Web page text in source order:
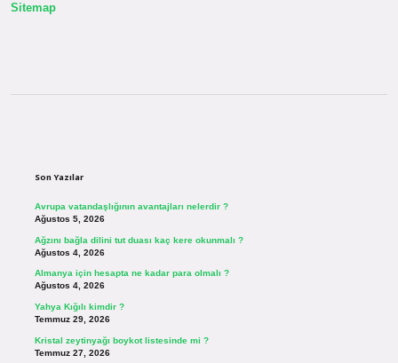
Sitemap
Son Yazılar
Avrupa vatandaşlığının avantajları nelerdir ?
Ağustos 5, 2026
Ağzını bağla dilini tut duası kaç kere okunmalı ?
Ağustos 4, 2026
Almanya için hesapta ne kadar para olmalı ?
Ağustos 4, 2026
Yahya Kığılı kimdir ?
Temmuz 29, 2026
Kristal zeytinyağı boykot listesinde mi ?
Temmuz 27, 2026